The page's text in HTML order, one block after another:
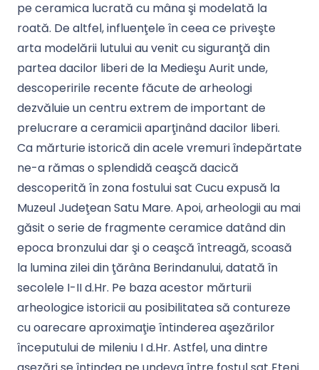
pe ceramica lucrată cu mâna şi modelată la
roată. De altfel, influenţele în ceea ce priveşte
arta modelării lutului au venit cu siguranţă din
partea dacilor liberi de la Medieşu Aurit unde,
descoperirile recente făcute de arheologi
dezvăluie un centru extrem de important de
prelucrare a ceramicii aparţinând dacilor liberi.
Ca mărturie istorică din acele vremuri îndepărtate
ne-a rămas o splendidă ceaşcă dacică
descoperită în zona fostului sat Cucu expusă la
Muzeul Judeţean Satu Mare. Apoi, arheologii au mai
găsit o serie de fragmente ceramice datând din
epoca bronzului dar şi o ceaşcă întreagă, scoasă
la lumina zilei din ţărâna Berindanului, datată în
secolele I-II d.Hr. Pe baza acestor mărturii
arheologice istoricii au posibilitatea să contureze
cu oarecare aproximaţie întinderea aşezărilor
începutului de mileniu I d.Hr. Astfel, una dintre